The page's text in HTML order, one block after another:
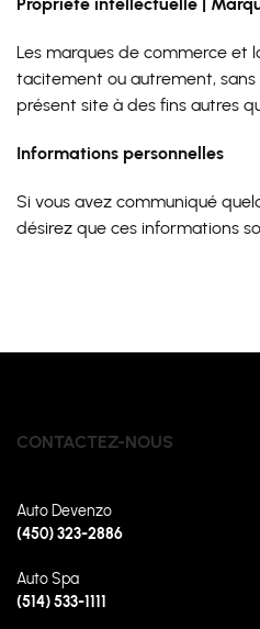
Propriété intellectuelle |
Les marques de commerce et
tacitement ou autrement, sans
présent site à des fins autres
Informations personnelles
Si vous avez communiqué
désirez que ces informations
CONTACTEZ-NOUS
Auto Devenzo
(450) 323-2886
Auto Spa
(514) 533-1111